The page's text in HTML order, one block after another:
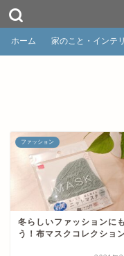
ホーム 家のこと・インテ
ファッション
冬らしいファッションに
う！布マスクコレクショ